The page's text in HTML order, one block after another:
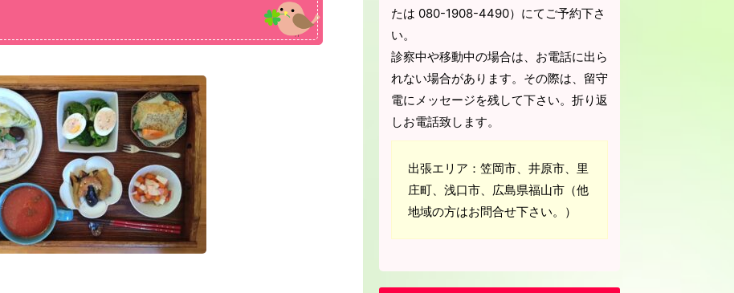
たは 080-1908-4490）にてご予約下さ
い。
診察中や移動中の場合は、お電話に出ら
れない場合があります。その際は、留守
電にメッセージを残して下さい。折り返
しお電話致します。
出張エリア：笠岡市、井原市、里
庄町、浅口市、広島県福山市（他
地域の方はお問合せ下さい。）